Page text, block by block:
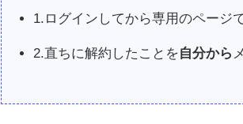
1.ログインしてから専用のページ
2.直ちに解約したことを自分から